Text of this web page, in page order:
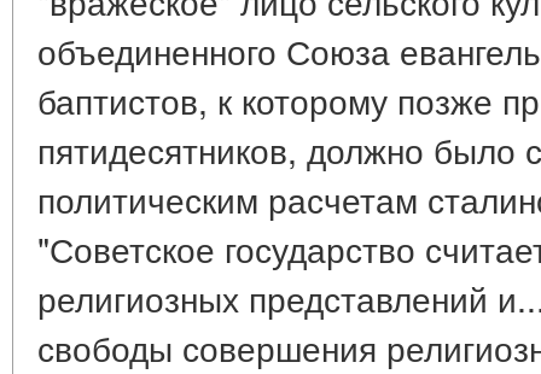
объединенного Союза
баптистов, к которому позже
пятидесятников, должно было
политическим расчетам
"Советское государство
религиозных представлений
свободы совершения